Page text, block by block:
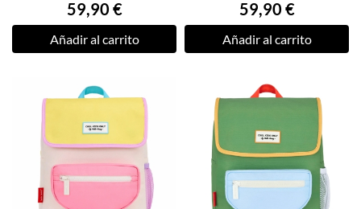
59,90 €
Añadir al carrito
59,90 €
Añadir al carrito